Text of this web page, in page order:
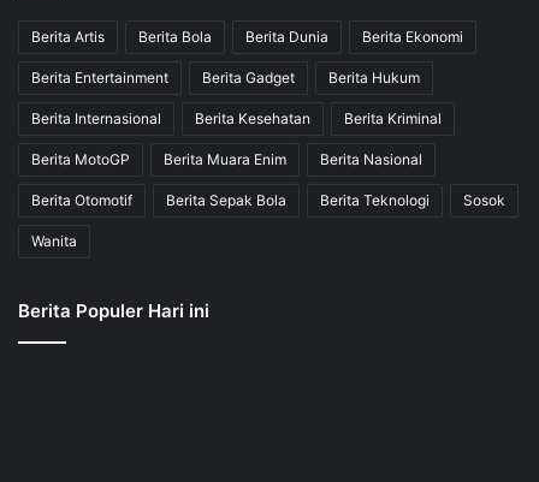
Berita Artis Berita Bola Berita Dunia Berita Ekonomi
Berita Entertainment Berita Gadget Berita Hukum
Berita Internasional Berita Kesehatan Berita Kriminal
Berita MotoGP Berita Muara Enim Berita Nasional
Berita Otomotif Berita Sepak Bola Berita Teknologi Sosok
Wanita
Berita Populer Hari ini